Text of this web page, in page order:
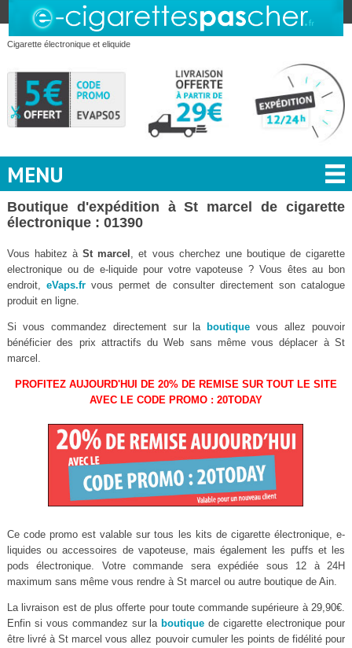
Cigarette électronique et eliquide
MENU
Boutique d'expédition à St marcel de cigarette
électronique : 01390
Vous habitez àSt marcel
, et vous cherchez une boutique de cigarette
electronique ou de e-liquide pour votre vapoteuse ? Vous êtes au bon
endroit,eVaps.fr vous permet de consulter directement son catalogue
produit en ligne.
Si vous commandez directement sur la boutique vous allez pouvoir
bénéficier des prix attractifs du Web sans même vous déplacer à St
marcel.
PROFITEZ AUJOURD'HUI DE 20% DE REMISE SUR TOUT LE SITE
AVEC LE CODE PROMO : 20TODAY
Ce code promo est valable sur tous les kits de cigarette électronique, e-
liquides ou accessoires de vapoteuse, mais également les puffs et les
pods électronique. Votre commande sera expédiée sous 12 à 24H
maximum sans même vous rendre à St marcel ou autre boutique de Ain.
La livraison est de plus offerte pour toute commande supérieure à 29,90€.
Enfin si vous commandez sur la boutique de cigarette electronique pour
être livré à St marcel vous allez pouvoir cumuler les points de fidélité pour